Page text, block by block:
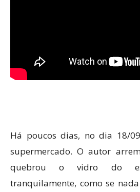
Há poucos dias, no dia 18/
supermercado. O autor
quebrou o vidro do
tranquilamente, como se